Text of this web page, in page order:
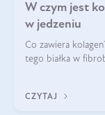
W czym jest
w jedzeniu
Co zawiera
tego białka w
CZYTAJ